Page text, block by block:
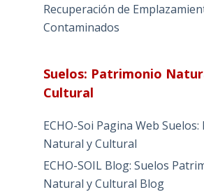
Recuperación de
Contaminados
Suelos: Patrimonio
Cultural
ECHO-Soi Pagina Web
Natural y Cultural
ECHO-SOIL Blog: Suelos
Natural y Cultural Blog